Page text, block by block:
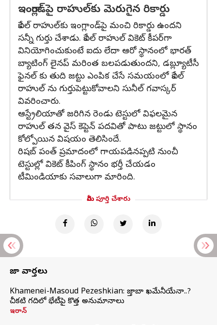
ఇంగ్లాండ్‌పై రాహుల్‌కు మెరుగైన రికార్డు
కేఎల్ రాహుల్‌కు ఇంగ్లాండ్‌పై మంచి రికార్డు ఉందని
సన్నీ గుర్తు చేశాడు. కేఎల్ రాహుల్ వికెట్ కీపర్‌గా
వినియోగించుకుంటే ఐదు లేదా ఆరో స్థానంలో భారత్
బ్యాటింగ్ లైనప్ మరింత బలపడుతుందని, డబ్ల్యూటీసీ
ఫైనల్ కు తుది జట్టు ఎంపిక చేసే సమయంలో కేఎల్
రాహుల్ ను గుర్తుపెట్టుకోవాలని సునీల్ గవాస్కర్
వివరించారు.
ఆస్ట్రేలియాతో జరిగిన రెండు టెస్టులో విఫలమైన
రాహుల్ తన వైస్ కెప్టెన్ పదవితో పాటు జట్టులో స్థానం
కోల్పోయిన విషయం తెలిసిందే.
రిషబ్ పంత్ ప్రమాదంలో గాయపడినప్పటి నుంచీ
టెస్టుల్లో వికెట్ కీపింగ్ స్థానం భర్తీ చేయడం
టీమిండియాకు సవాలుగా మారింది.
మీరు పూర్తి చేశారు
తాజా వార్తలు
Khamenei-Masoud Pezeshkian: మొజ్తాబా ఖమేనీయేనా..?
చీకటి గదిలో భేటీపై కొత్త అనుమానాలు
ఇరాన్